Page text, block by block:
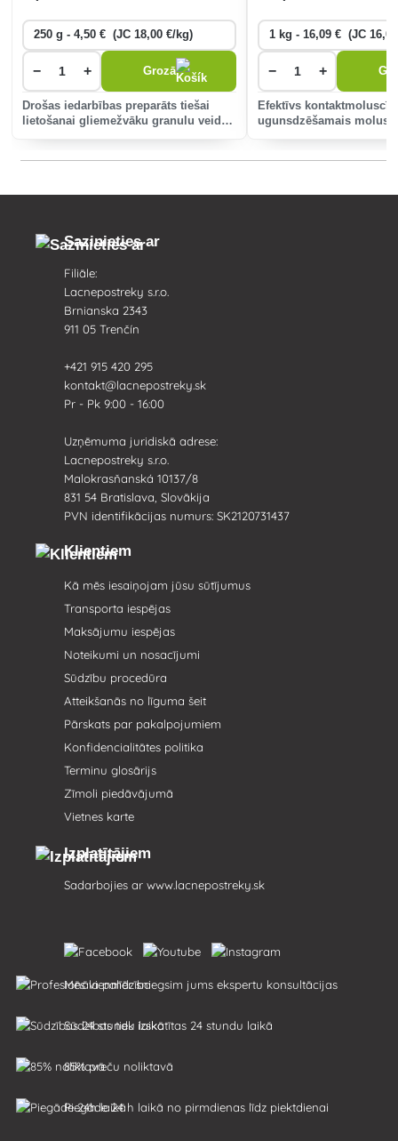
− + Grozā
Drošas iedarbības preparāts tiešai
lietošanai gliemežvāku granulu veidā.
− +
Efektīvs
ugunsdzēšamais
Sazinieties ar
Filiāle:
Lacnepostreky s.r.o.
Brnianska 2343
911 05 Trenčín
+421 915 420 295
kontakt@lacnepostreky.sk
Pr - Pk 9:00 - 16:00
Uzņēmuma juridiskā adrese:
Lacnepostreky s.r.o.
Malokrasňanská 10137/8
831 54 Bratislava, Slovākija
PVN identifikācijas numurs: SK2120731437
Klientiem
Kā mēs iesaiņojam jūsu sūtījumus
Transporta iespējas
Maksājumu iespējas
Noteikumi un nosacījumi
Sūdzību procedūra
Atteikšanās no līguma šeit
Pārskats par pakalpojumiem
Konfidencialitātes politika
Terminu glosārijs
Zīmoli piedāvājumā
Vietnes karte
Izplatītājiem
Sadarbojies ar www.lacnepostreky.sk
Mēs vienmēr sniegsim jums ekspertu konsultācijas
Sūdzības tiek izskatītas 24 stundu laikā
85% preču noliktavā
Piegāde 24 h laikā no pirmdienas līdz piektdienai